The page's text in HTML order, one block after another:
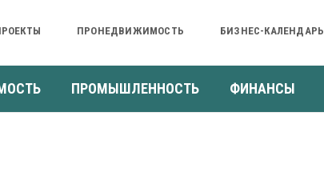
ПРОНЕДВИЖИМОСТЬ БИЗНЕС-КАЛЕНДАРЬ
ПРОМЫШЛЕННОСТЬ ФИНАНСЫ